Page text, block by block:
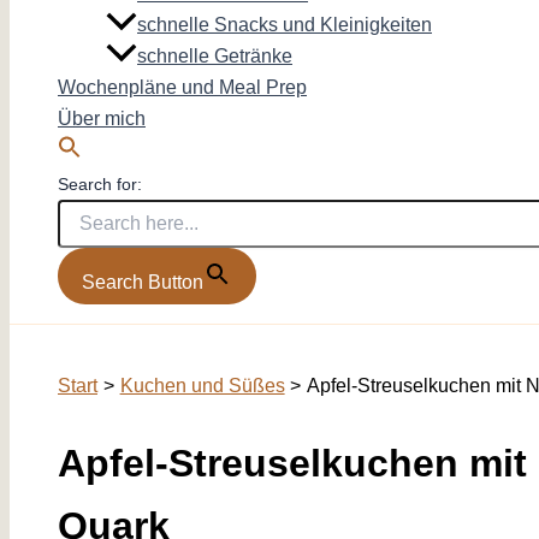
schnelle Snacks und Kleinigkeiten
schnelle Getränke
Wochenpläne und Meal Prep
Über mich
Search for:
Search Button
Start Kuchen und Süßes Apfel-Streuselkuchen mit
Apfel-Streuselkuchen
Quark